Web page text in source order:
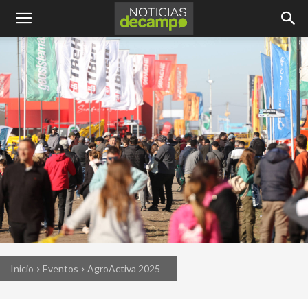
Inicio Eventos AgroActiva 2025